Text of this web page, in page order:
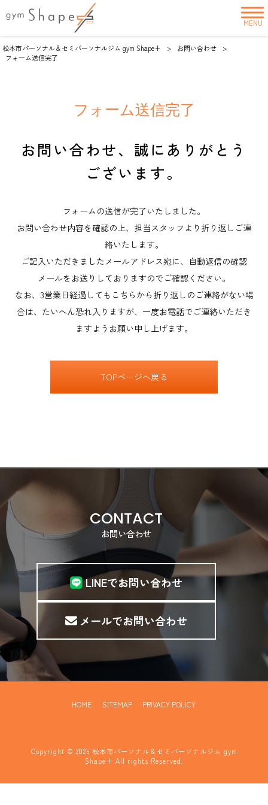
MENU
松本市パーソナル＆セミパーソナルジム gym Shape+ > お問い合わせ
>
フォーム送信完了
フォーム送信完了
お問い合わせ、誠にありがとう
ございます。
フォームの送信が完了いたしました。
お問い合わせ内容を確認の上、担当スタッフより折り返しご連
絡いたします。
ご記入いただきましたメールアドレス宛に、自動返信の確認
メールをお送りしておりますのでご確認ください。
なお、3営業日経過してもこちらから折り返しのご連絡がない場
合は、たいへん恐れ入りますが、一度お電話でご連絡いただき
ますようお願い申し上げます。
TOPページへ戻る
CONTACT
お問い合わせ
LINEでお問い合わせ
メールでお問い合わせ
HOME SITEMAP PRIVACY POLICY
Copyright © 2025 松本市パーソナル＆セミパーソナルジム gym
Shape+ All rights Reserved.